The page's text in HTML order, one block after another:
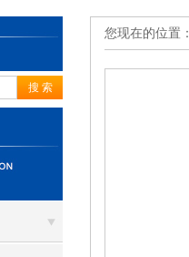
您现在的位置：